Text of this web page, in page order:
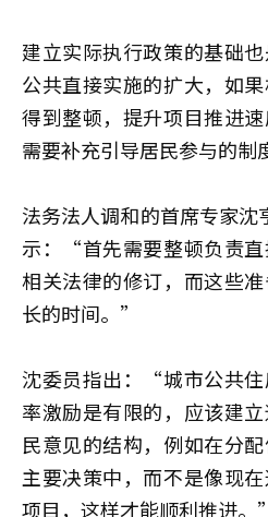
建立实际执行政策的基础
公共直接实施的扩大，如
得到整顿，提升项目推进
需要补充引导居民参与的制
法务法人调和的首席专家沈
示：“首先需要整顿负责
相关法律的修订，而这些
长的时间。”
沈委员指出：“城市公共
率激励是有限的，应该建
民意见的结构，例如在分
主要决策中，而不是像现
项目，这样才能顺利推进。”